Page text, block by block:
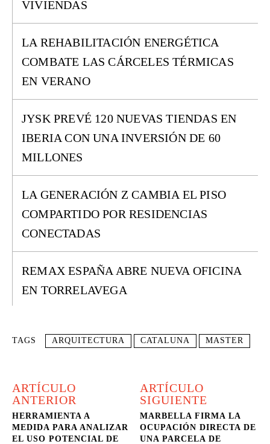
VIVIENDAS
LA REHABILITACIÓN ENERGÉTICA
COMBATE LAS CÁRCELES TÉRMICAS
EN VERANO
JYSK PREVÉ 120 NUEVAS TIENDAS EN
IBERIA CON UNA INVERSIÓN DE 60
MILLONES
LA GENERACIÓN Z CAMBIA EL PISO
COMPARTIDO POR RESIDENCIAS
CONECTADAS
REMAX ESPAÑA ABRE NUEVA OFICINA
EN TORRELAVEGA
TAGS ARQUITECTURA CATALUNA MASTER
ARTÍCULO
ANTERIOR
HERRAMIENTA A
MEDIDA PARA ANALIZAR
EL USO POTENCIAL DE
ARTÍCULO
SIGUIENTE
MARBELLA FIRMA LA
OCUPACIÓN DIRECTA DE
UNA PARCELA DE